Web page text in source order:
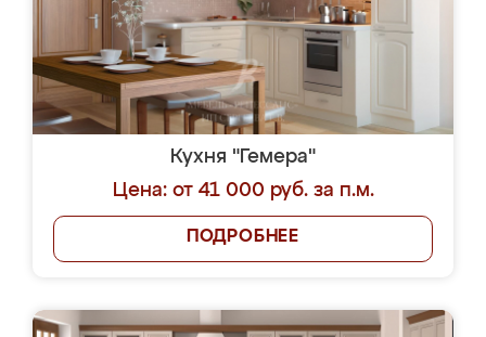
Кухня "Гемера"
Цена: от 41 000 руб. за п.м.
ПОДРОБНЕЕ